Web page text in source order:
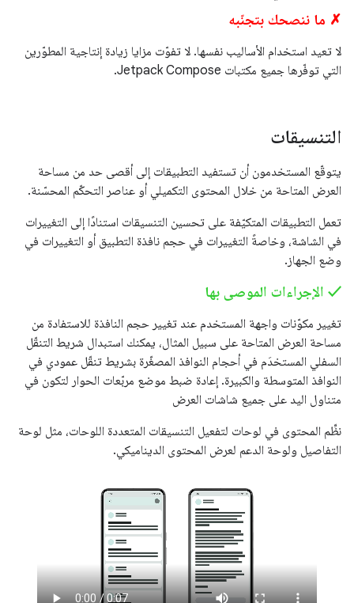
✗ ما ننصحك بتجنّبه
لا تعيد استخدام الأساليب نفسها. لا تفوّت مزايا زيادة إنتاجية المطوّرين
التي توفّرها جميع مكتبات Jetpack Compose.
التنسيقات
يتوقّع المستخدمون أن تستفيد التطبيقات إلى أقصى حد من مساحة
العرض المتاحة من خلال المحتوى التكميلي أو عناصر التحكّم المحسّنة.
تعمل التطبيقات المتكيّفة على تحسين التنسيقات استنادًا إلى التغييرات
في الشاشة، وخاصةً التغييرات في حجم نافذة التطبيق أو التغييرات في
وضع الجهاز.
‫✓ الإجراءات الموصى بها
تغيير مكوّنات واجهة المستخدم عند تغيير حجم النافذة للاستفادة من
مساحة العرض المتاحة على سبيل المثال، يمكنك استبدال شريط التنقّل
السفلي المستخدَم في أحجام النوافذ المصغّرة بشريط تنقّل عمودي في
النوافذ المتوسطة والكبيرة. إعادة ضبط موضع مربّعات الحوار لتكون في
متناول اليد على جميع شاشات العرض
نظِّم المحتوى في لوحات لتفعيل التنسيقات المتعددة اللوحات، مثل لوحة
التفاصيل ولوحة الدعم لعرض المحتوى الديناميكي.